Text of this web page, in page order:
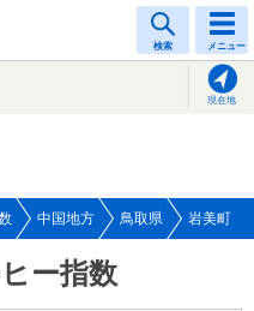
検索 メニュー
現在地
中国地方 鳥取県 岩美町
ー指数